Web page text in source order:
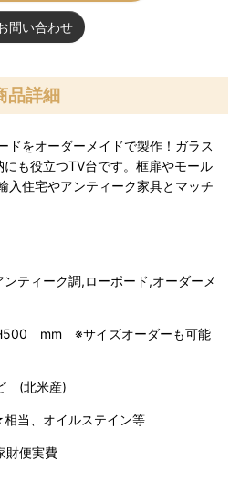
問い合わせ
品詳細
ドをオーダーメイドで製作！ガラス
も役立つTV台です。框扉やモール
入住宅やアンティーク家具とマッチ
ティーク調,ローボード,オーダーメ
mm ※サイズオーダーも可能
(北米産)
、オイルステイン等
財便実費